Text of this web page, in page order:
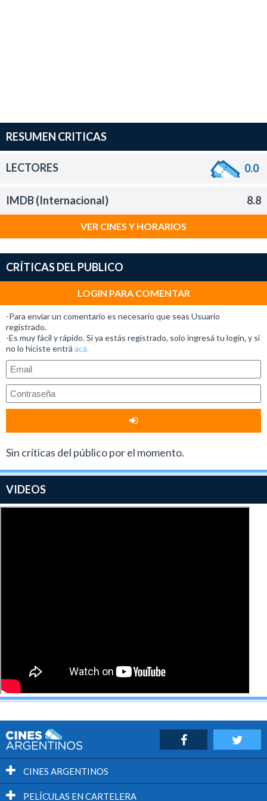
RESUMEN CRITICAS
LECTORES 0.0
IMDB (Internacional) 8.8
VER CINES Y HORARIOS
CRÍTICAS DEL PUBLICO
LOGIN PARA COMENTAR
-Para enviar un comentario es necesario que seas Usuario
registrado.
-Es muy fácil y rápido. Si ya estás registrado, solo ingresá tu login, y si
no lo hiciste entrá acá.
Sin críticas del público por el momento.
VIDEOS
CINES ARGENTINOS
PELÍCULAS EN CARTELERA